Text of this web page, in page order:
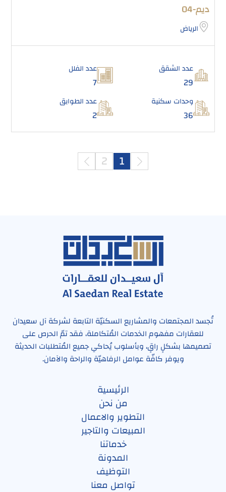
ديم-04
الرياض
عدد الشقق
29
عدد الفلل
7
وحدات سكنية
36
عدد الطوابق
2
1
2
تُجسد المجتمعات والمشاريع السكنيّة التابعة لشركة آل سعيدان
للعقارات مفهوم الخدمات المُتكاملة، فقد تمّ الحرص على
تصميمها بشكلٍ راقٍ، وبأسلوب يُحاكي جميع المُتطلبات الحديثة
ويوفر كافّة عوامل الرفاهيّة والراحة والآمان.
الرئيسية
من نحن
التطوير والاعمال
المبيعات والتاجير
خدماتنا
المدونة
التوظيف
تواصل معنا